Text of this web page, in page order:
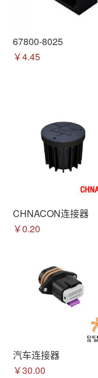
67800-8025
￥4.45
CHNACON连接器
￥0.20
汽车连接器
￥30.00